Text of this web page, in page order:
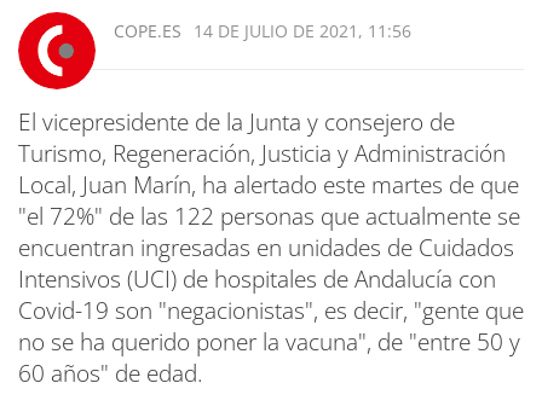
COPE.ES 14 DE JULIO DE 2021, 11:56
El vicepresidente de la Junta y consejero de
Turismo, Regeneración, Justicia y Administración
Local, Juan Marín, ha alertado este martes de que
"el 72%" de las 122 personas que actualmente se
encuentran ingresadas en unidades de Cuidados
Intensivos (UCI) de hospitales de Andalucía con
Covid-19 son "negacionistas", es decir, "gente que
no se ha querido poner la vacuna", de "entre 50 y
60 años" de edad.